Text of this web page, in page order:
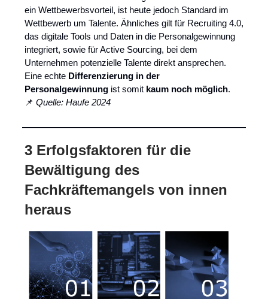
ein Wettbewerbsvorteil, ist heute jedoch Standard im
Wettbewerb um Talente. Ähnliches gilt für Recruiting 4.0,
das digitale Tools und Daten in die Personalgewinnung
integriert, sowie für Active Sourcing, bei dem
Unternehmen potenzielle Talente direkt ansprechen.
Eine echte Differenzierung in der
Personalgewinnung ist somit kaum noch möglich.
📌 Quelle: Haufe 2024
3 Erfolgsfaktoren für die
Bewältigung des
Fachkräftemangels von innen
heraus